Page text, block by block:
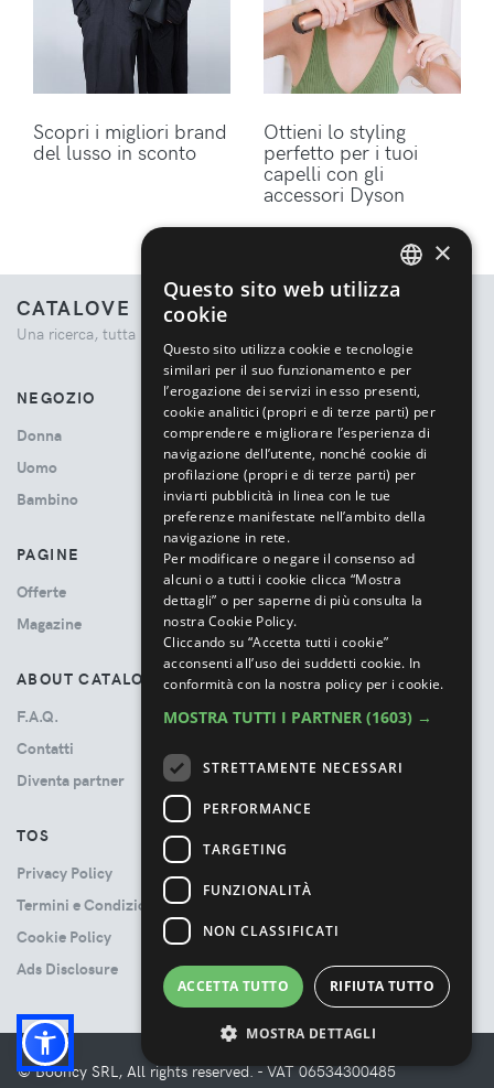
Scopri i migliori brand
del lusso in sconto
Ottieni lo styling
perfetto per i tuoi
capelli con gli
accessori Dyson
CATALOVE
Una ricerca, tutta la moda.
NEGOZIO
Donna
Uomo
Bambino
PAGINE
Offerte
Magazine
ABOUT CATALOVE
F.A.Q.
Contatti
Diventa partner
TOS
Privacy Policy
Termini e Condizioni
Cookie Policy
Ads Disclosure
© Booncy SRL, All rights reserved. - VAT 06534300485
×
Questo sito web utilizza
cookie
Questo sito utilizza cookie e tecnologie
similari per il suo funzionamento e per
l’erogazione dei servizi in esso presenti,
cookie analitici (propri e di terze parti) per
comprendere e migliorare l’esperienza di
navigazione dell’utente, nonché cookie di
profilazione (propri e di terze parti) per
inviarti pubblicità in linea con le tue
preferenze manifestate nell’ambito della
navigazione in rete.
Per modificare o negare il consenso ad
alcuni o a tutti i cookie clicca “Mostra
dettagli” o per saperne di più consulta la
nostra Cookie Policy.
Cliccando su “Accetta tutti i cookie”
acconsenti all’uso dei suddetti cookie. In
conformità con la nostra policy per i cookie.
MOSTRA TUTTI I PARTNER (1603) →
STRETTAMENTE NECESSARI
PERFORMANCE
TARGETING
FUNZIONALITÀ
NON CLASSIFICATI
ACCETTA TUTTO RIFIUTA TUTTO
MOSTRA DETTAGLI